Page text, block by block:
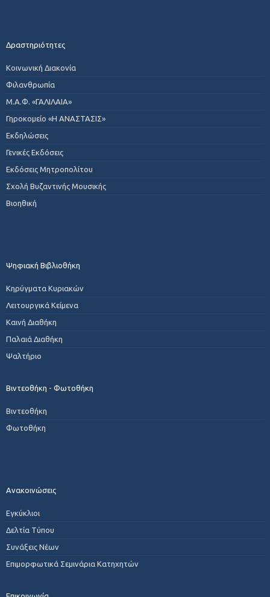
Δραστηριότητες
Κοινωνική Διακονία
Φιλανθρωπία
Μ.Α.Φ. «ΓΑΛΙΛΑΙΑ»
Γηροκομείο «Η ΑΝΑΣΤΑΣΙΣ»
Εκδηλώσεις
Γενικές Εκδόσεις
Εκδόσεις Μητροπολίτου
Σχολή Βυζαντινής Μουσικής
Βιοηθική
Ψηφιακή Βιβλιοθήκη
Κηρύγματα Κυριακών
Λειτουργικά Κείμενα
Καινή Διαθήκη
Παλαιά Διαθήκη
Ψαλτήριο
Βιντεοθήκη - Φωτοθήκη
Βιντεοθήκη
Φωτοθήκη
Ανακοινώσεις
Εγκύκλιοι
Δελτία Τύπου
Συνάξεις Νέων
Επιμορφωτικά Σεμινάρια Κατηχητών